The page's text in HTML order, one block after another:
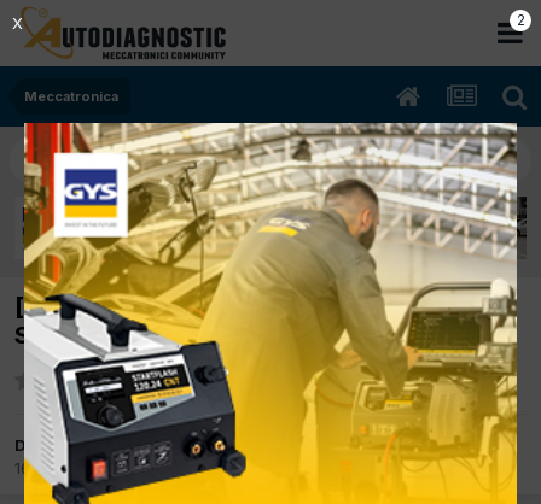
Meccatronica
[MERCEDES C 220CDI autom.W203]SI
SPEGNE IN ACCEL.
Da GG71
16 Luglio 2008inMeccatronica
2
X